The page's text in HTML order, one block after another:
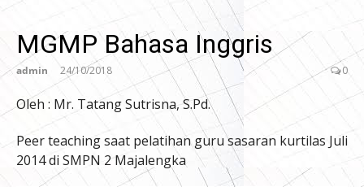
MGMP Bahasa Inggris
admin 24/10/2018 0
Oleh : Mr. Tatang Sutrisna, S.Pd.
Peer teaching saat pelatihan guru sasaran kurtilas Juli
2014 di SMPN 2 Majalengka